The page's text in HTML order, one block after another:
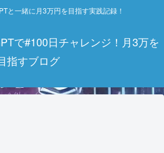
と一緒に月3万円を目指す実践記録！
で#100日チャレンジ！月3万を
指すブログ